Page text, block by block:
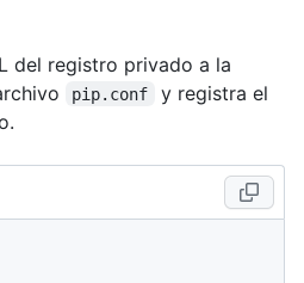
del registro privado a la
pip.conf
y registra el